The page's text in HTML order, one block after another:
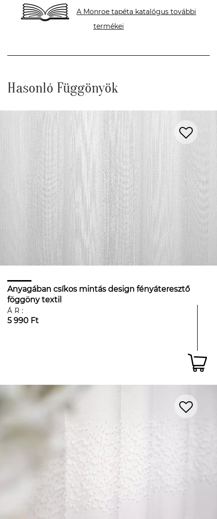
A Monroe tapéta katalógus további
termékei
Hasonló Függönyök
Anyagában csíkos mintás design fényáteresztő
föggöny textil
ÁR:
5 990 Ft